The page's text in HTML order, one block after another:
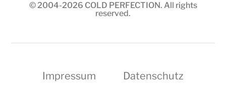
© 2004-2026 COLD PERFECTION. All rights
reserved.
Impressum Datenschutz